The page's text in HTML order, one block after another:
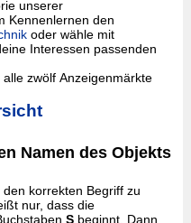
unserer
Kennenlernen den
oder wähle mit
Interessen passenden
zwölf Anzeigenmärkte
Namen des Objekts
korrekten Begriff zu
nur, dass die
Sbeginnt. Dann